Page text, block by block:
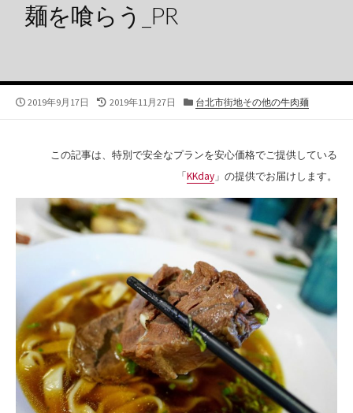
麺を喰らう_PR
公
2019年9月17日
最
日
2019年11月27日
カ
ー
台北市街地その他の牛肉麺
この記事は、特別で安全なプランを安心価格でご提供している
「KKday 」の提供でお届けします。